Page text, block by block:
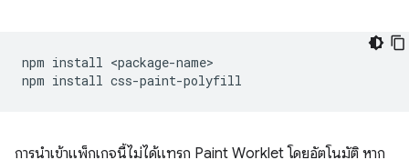
npm install <package-name>
npm install
การนำเข้าแพ็กเกจนี้ไม่ได้แทรก Paint Worklet โดยอัตโนมัติ หาก